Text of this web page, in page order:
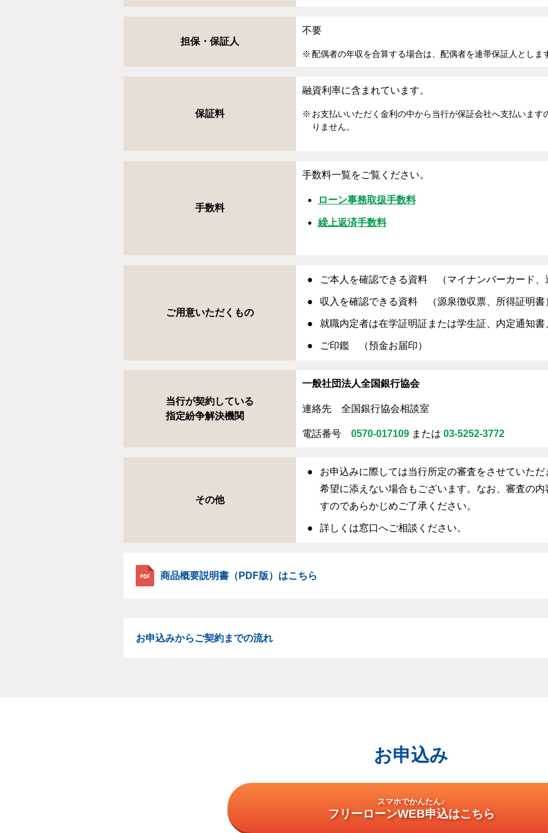
担保・保証人
不要
配偶者の年収を合算する場合は、配偶者を連帯保証人としま
保証料
融資利率に含まれています。
お支払いいただく金利の中から当行が保証会社へ支払いま
りません。
手数料
手数料一覧をご覧ください。
ローン事務取扱手数料
繰上返済手数料
ご用意いただくもの
ご本人を確認できる資料 （マイナンバーカード、
収入を確認できる資料 （源泉徴収票、所得証明書
就職内定者は在学証明証または学生証、内定通知
ご印鑑 （預金お届印）
当行が契約している
指定紛争解決機関
一般社団法人全国銀行協会
連絡先 全国銀行協会相談室
電話番号 0570-017109 または 03-5252-3772
その他
お申込みに際しては当行所定の審査をさせていた
希望に添えない場合もございます。なお、審査の
すのであらかじめご了承ください。
詳しくは窓口へご相談ください。
商品概要説明書（PDF版）はこちら
お申込みからご契約までの流れ
お申込み
スマホでかんたん♪
フリーローンWEB申込はこちら